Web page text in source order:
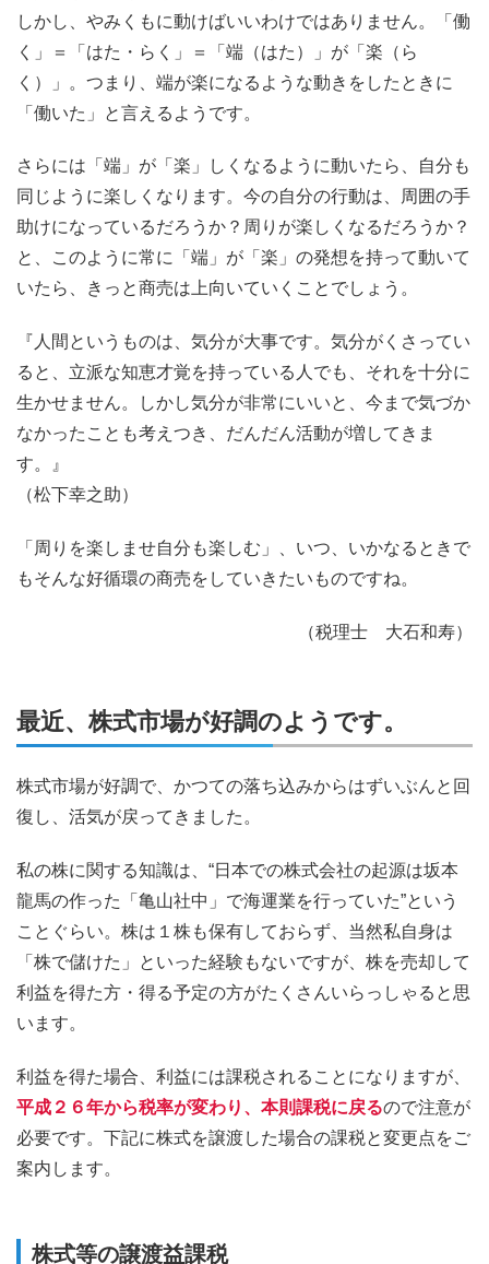
しかし、やみくもに動けばいいわけではありません。「働
く」＝「はた・らく」＝「端（はた）」が「楽（ら
く）」。つまり、端が楽になるような動きをしたときに
「働いた」と言えるようです。
さらには「端」が「楽」しくなるように動いたら、自分も
同じように楽しくなります。今の自分の行動は、周囲の手
助けになっているだろうか？周りが楽しくなるだろうか？
と、このように常に「端」が「楽」の発想を持って動いて
いたら、きっと商売は上向いていくことでしょう。
『人間というものは、気分が大事です。気分がくさってい
ると、立派な知恵才覚を持っている人でも、それを十分に
生かせません。しかし気分が非常にいいと、今まで気づか
なかったことも考えつき、だんだん活動が増してきま
す。』
（松下幸之助）
「周りを楽しませ自分も楽しむ」、いつ、いかなるときで
もそんな好循環の商売をしていきたいものですね。
（税理士 大石和寿）
最近、株式市場が好調のようです。
株式市場が好調で、かつての落ち込みからはずいぶんと回
復し、活気が戻ってきました。
私の株に関する知識は、“日本での株式会社の起源は坂本
龍馬の作った「亀山社中」で海運業を行っていた”という
ことぐらい。株は１株も保有しておらず、当然私自身は
「株で儲けた」といった経験もないですが、株を売却して
利益を得た方・得る予定の方がたくさんいらっしゃると思
います。
利益を得た場合、利益には課税されることになりますが、
平成２６年から税率が変わり、本則課税に戻るので注意が
必要です。下記に株式を譲渡した場合の課税と変更点をご
案内します。
株式等の譲渡益課税